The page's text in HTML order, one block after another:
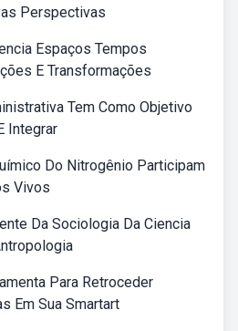
Perspectivas
Espaços Tempos
E Transformações
Tem Como Objetivo
Integrar
Do Nitrogênio Participam
Vivos
Da Sociologia Da Ciencia
Para Retroceder
Em Sua Smartart